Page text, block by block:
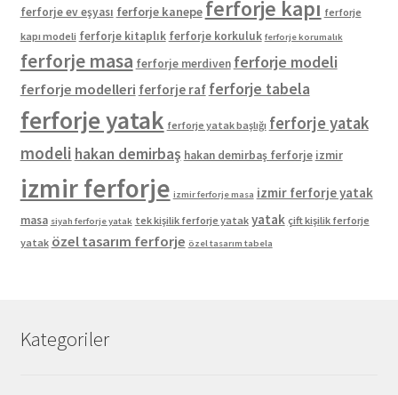
ferforje ev eşyası ferforje kanepe ferforje kapı ferforje
kapı modeli ferforje kitaplık ferforje korkuluk ferforje korumalık
ferforje masa ferforje merdiven ferforje modeli
ferforje modelleri ferforje raf ferforje tabela
ferforje yatak ferforje yatak başlığı ferforje yatak
modeli hakan demirbaş hakan demirbaş ferforje izmir
izmir ferforje izmir ferforje masa izmir ferforje yatak
masa siyah ferforje yatak tek kişilik ferforje yatak yatak çift kişilik ferforje
yatak özel tasarım ferforje özel tasarım tabela
Kategoriler